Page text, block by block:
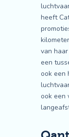
heeft
van
een
ook een
ook een